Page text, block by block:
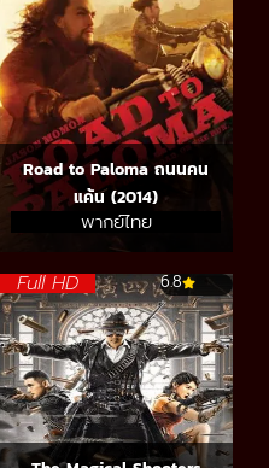
Road to Paloma ถนนคน
แค้น (2014)
พากย์ไทย
Full HD 6.8